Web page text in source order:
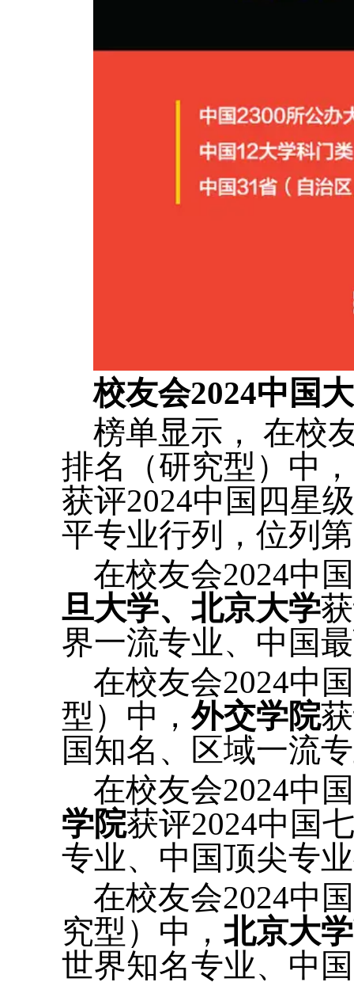
校友会2024中国
榜单显示， 在校
排名（研究型）中，
获评2024中国四星
平专业行列，位列
在校友会2024中
旦大学、北京大学
界一流专业、中国
在校友会2024中
型）中，外交学院
国知名、区域一流
在校友会2024中
学院获评2024中国
专业、中国顶尖专
在校友会2024中
究型）中， 北京大学
世界知名专业、中